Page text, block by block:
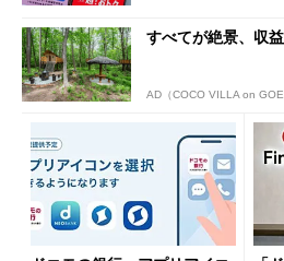
すべてが絶景、収
AD（COCO VILLA on